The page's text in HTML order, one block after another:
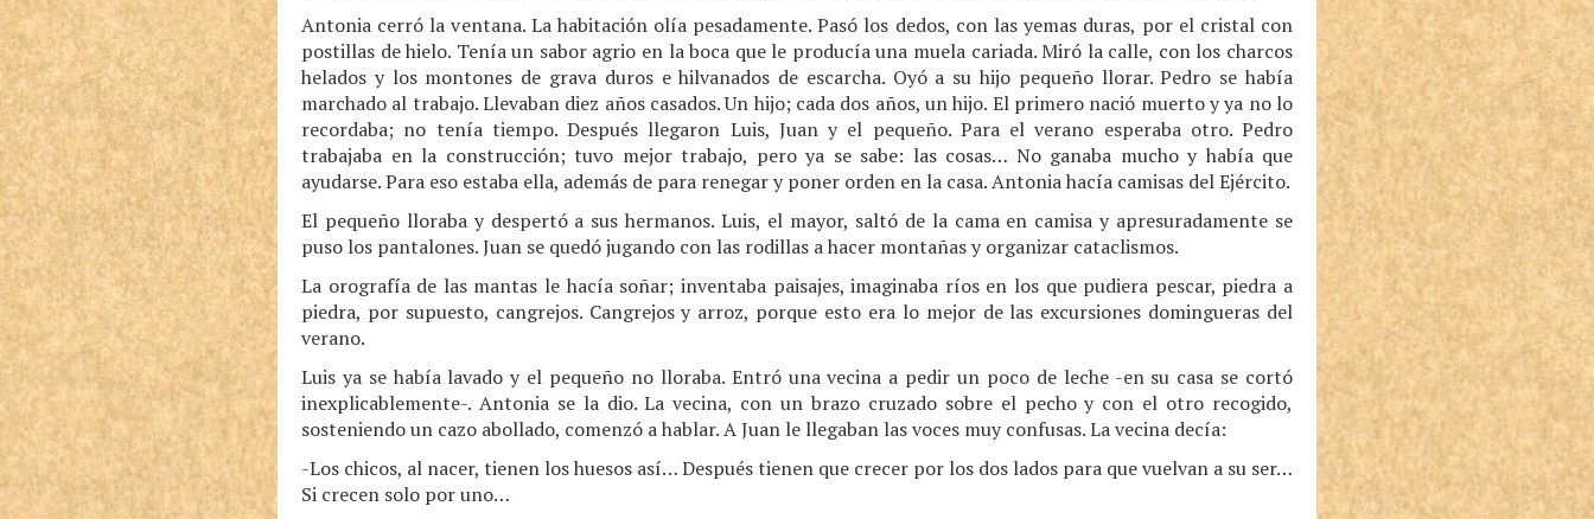
Antonia cerró la ventana. La habitación olía pesadamente. Pasó los dedos, con las yemas duras, por el cristal con
postillas de hielo. Tenía un sabor agrio en la boca que le producía una muela cariada. Miró la calle, con los charcos
helados y los montones de grava duros e hilvanados de escarcha. Oyó a su hijo pequeño llorar. Pedro se había
marchado al trabajo. Llevaban diez años casados. Un hijo; cada dos años, un hijo. El primero nació muerto y ya no lo
recordaba; no tenía tiempo. Después llegaron Luis, Juan y el pequeño. Para el verano esperaba otro. Pedro
trabajaba en la construcción; tuvo mejor trabajo, pero ya se sabe: las cosas… No ganaba mucho y había que
ayudarse. Para eso estaba ella, además de para renegar y poner orden en la casa. Antonia hacía camisas del Ejército.
El pequeño lloraba y despertó a sus hermanos. Luis, el mayor, saltó de la cama en camisa y apresuradamente se
puso los pantalones. Juan se quedó jugando con las rodillas a hacer montañas y organizar cataclismos.
La orografía de las mantas le hacía soñar; inventaba paisajes, imaginaba ríos en los que pudiera pescar, piedra a
piedra, por supuesto, cangrejos. Cangrejos y arroz, porque esto era lo mejor de las excursiones domingueras del
verano.
Luis ya se había lavado y el pequeño no lloraba. Entró una vecina a pedir un poco de leche -en su casa se cortó
inexplicablemente-. Antonia se la dio. La vecina, con un brazo cruzado sobre el pecho y con el otro recogido,
sosteniendo un cazo abollado, comenzó a hablar. A Juan le llegaban las voces muy confusas. La vecina decía:
-Los chicos, al nacer, tienen los huesos así… Después tienen que crecer por los dos lados para que vuelvan a su ser…
Si crecen solo por uno…